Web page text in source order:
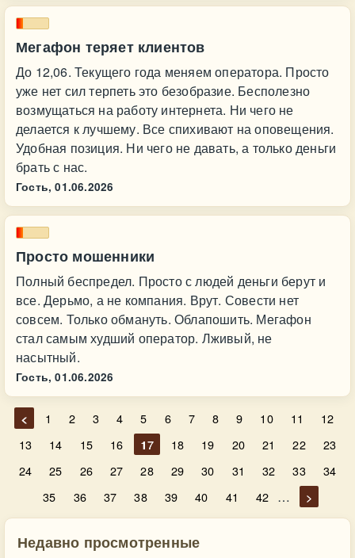
Мегафон теряет клиентов
До 12,06. Текущего года меняем оператора. Просто
уже нет сил терпеть это безобразие. Бесполезно
возмущаться на работу интернета. Ни чего не
делается к лучшему. Все спихивают на оповещения.
Удобная позиция. Ни чего не давать, а только деньги
брать с нас.
Гость, 01.06.2026
Просто мошенники
Полный беспредел. Просто с людей деньги берут и
все. Дерьмо, а не компания. Врут. Совести нет
совсем. Только обмануть. Облапошить. Мегафон
стал самым худший оператор. Лживый, не
насытный.
Гость, 01.06.2026
< 1 2 3 4 5 6 7 8 9 10 11
12
13
14 15 16 17 18 19 20 21 22
23
24
25 26 27 28 29 30 31 32 33
34
35
36 37 38 39 40 41 42 … >
Недавно просмотренные